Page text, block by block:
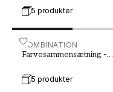
kombinationer.
den perfekte
5 produkter
KOMBINATION
Farvesammensætning -
5 produkter